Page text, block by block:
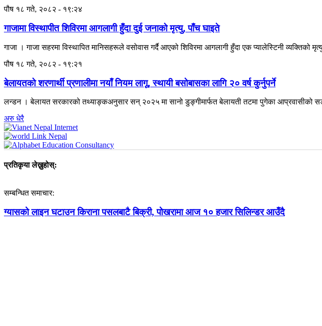
पौष १८ गते, २०८२ - १९:२४
गाजामा विस्थापीत शिविरमा आगलागी हुँदा दुई जनाको मृत्यु, पाँच घाइते
गाजा । गाजा सहरमा विस्थापित मानिसहरूले वसोवास गर्दै आएको शिविरमा आगलागी हुँदा एक प्यालेस्टिनी व्यक्तिको
पौष १८ गते, २०८२ - १९:२१
बेलायतको शरणार्थी प्रणालीमा नयाँ नियम लागू, स्थायी बसोबासका लागि २० वर्ष कुर्नुपर्ने
लन्डन । बेलायत सरकारको तथ्याङ्कअनुसार सन् २०२५ मा सानो डुङ्गीमार्फत बेलायती तटमा पुगेका आप्रवासीको
अरु धेरै
प्रतिकृया लेख्नुहोस्:
सम्बन्धित समाचार:
ग्यासको लाइन घटाउन किराना पसलबाटै बिक्री, पोखरामा आज १० हजार सिलिन्डर आउँदै